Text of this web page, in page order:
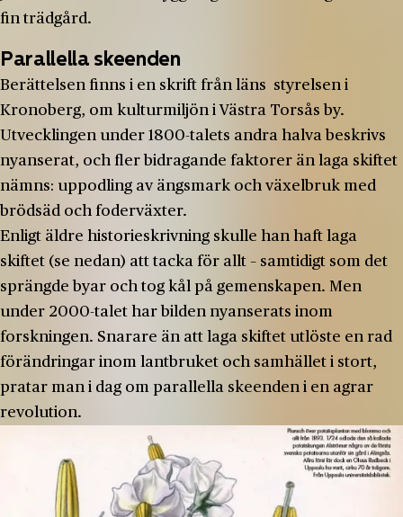
fin trädgård.
Parallella skeenden
Berättelsen finns i en skrift från läns ­ styrelsen i
Kronoberg, om kulturmiljön i Västra Torsås by.
Utvecklingen under 1800-­talets andra halva beskrivs
nyanserat, och fler bidragande faktorer än laga skiftet
nämns: uppodling av ängsmark och växelbruk med
brödsäd och foderväxter.
Enligt äldre historieskrivning skulle han haft laga
skiftet (se nedan) att tacka för allt – samtidigt som det
sprängde byar och tog kål på gemenskapen. Men
under 2000-­talet har bilden nyanserats inom
forskningen. Snarare än att laga skiftet utlöste en rad
förändringar inom lantbruket och samhället i stort,
pratar man i dag om parallella skeenden i en agrar
revolution.